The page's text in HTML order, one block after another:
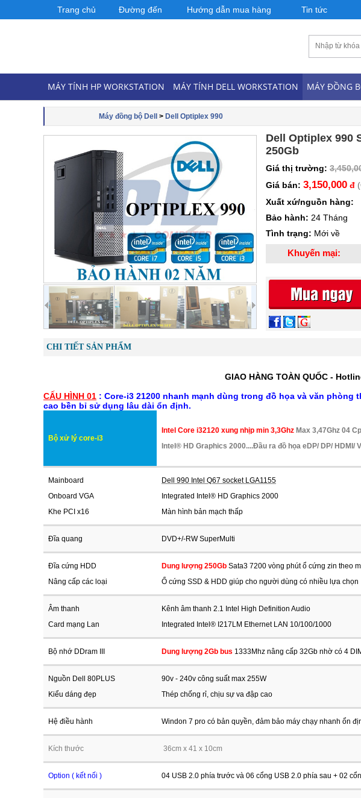
MÁY TÍNH HP WORKSTATION MÁY TÍNH DELL WORKSTATION MÁY ĐỒNG
Máy đồng bộ Dell > Dell Optiplex 990
Dell Optiplex 990
250Gb
Giá thị trường:
Giá bán: 3,150,000 đ
Xuất xứ/nguồn hàng:
Bảo hành: 24 Tháng
Tình trạng: Mới về
Khuyến mại:
CHI TIẾT SẢN PHẨM
GIAO HÀNG TOÀN QUỐC -
CẤU HÌNH 01 : Core-i3 21200 nhanh mạnh dùng trong đồ họa và văn
cao bền bỉ sử dụng lâu dài ổn định.
Bộ xử lý core-i3
Intel Core i32120 xung nhịp min 3,3Ghz Max 3,47Ghz 04
Intel® HD Graphics 2000....Đầu ra đồ họa eDP/ DP/ HDMI/
Mainboard
Onboard VGA
Khe PCI x16
Dell 990 Intel Q67 socket LGA1155
Integrated Intel® HD Graphics 2000
Màn hình bản mạch thấp
Đĩa quang DVD+/-RW SuperMulti
Đĩa cứng HDD
Nâng cấp các loại
Dung lượng 250Gb Sata3 7200 vòng phút ổ cứng zin theo
Ổ cứng SSD & HDD giúp cho người dùng có nhiều lựa chọn
Âm thanh
Card mạng Lan
Kênh âm thanh 2.1 Intel High Definition Audio
Integrated Intel® I217LM Ethernet LAN 10/100/1000
Bộ nhớ DDram III Dung lượng 2Gb bus 1333Mhz nâng cấp 32Gb nhờ có 4
Nguồn Dell 80PLUS
Kiểu dáng đẹp
90v - 240v công suất max 255W
Thép chống rỉ, chịu sự va đập cao
Hệ điều hành Windon 7 pro có bản quyền, đảm bảo máy chạy nhanh ổn
Kích thước 36cm x 41 x 10cm
Option ( kết nối ) 04 USB 2.0 phía trước và 06 cổng USB 2.0 phía sau + 02
Trang chủ Đường đến Hướng dẫn mua hàng Tin tức